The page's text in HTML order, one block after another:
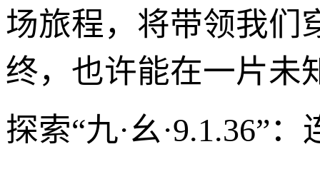
场旅程，将带领我们
终，也许能在一片未
探索“九·幺·9.1.36”